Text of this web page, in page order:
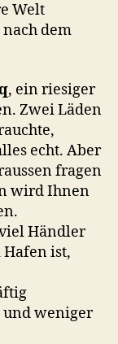
Welt
dem
, ein riesiger
Zwei Läden
echt. Aber
fragen
wird Ihnen
Händler
ist,
und weniger